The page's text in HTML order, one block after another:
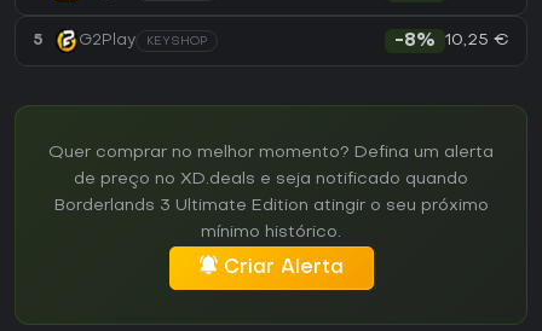
5 G2Play KEYSHOP -8% 10,25 €
Quer comprar no melhor momento? Defina um alerta
de preço no XD.deals e seja notificado quando
Borderlands 3 Ultimate Edition atingir o seu próximo
mínimo histórico.
Criar Alerta